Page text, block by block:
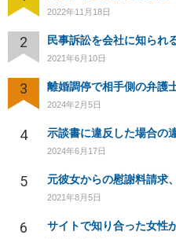
2022年11月18日
2 民事訴訟を会社に知られ
2021年6月10日
3
2024年2月5日
4 示談書に違反した場合の
2024年6月17日
5 元彼女からの慰謝料請求
2021年8月5日
6 サイトで知り合った女性